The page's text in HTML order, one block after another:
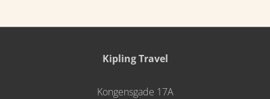
Kipling Travel
Kongensgade 17A